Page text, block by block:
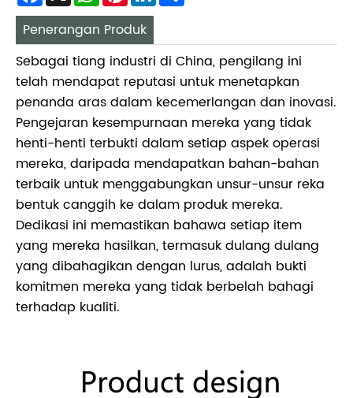
Penerangan Produk
Sebagai tiang industri di China, pengilang ini
telah mendapat reputasi untuk menetapkan
penanda aras dalam kecemerlangan dan inovasi.
Pengejaran kesempurnaan mereka yang tidak
henti-henti terbukti dalam setiap aspek operasi
mereka, daripada mendapatkan bahan-bahan
terbaik untuk menggabungkan unsur-unsur reka
bentuk canggih ke dalam produk mereka.
Dedikasi ini memastikan bahawa setiap item
yang mereka hasilkan, termasuk dulang dulang
yang dibahagikan dengan lurus, adalah bukti
komitmen mereka yang tidak berbelah bahagi
terhadap kualiti.